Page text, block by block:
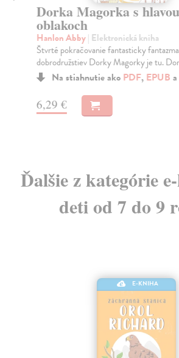
Dorka Magorka s
oblakoch
Hanlon Abby| Elektronická kniha
Štvrté pokračovanie fantasticky
dobrodružstiev Dorky Magorky je tu.
Na stiahnutie ako PDF, EPUB a
6,29 €
Ďalšie z kategórie
deti od 7 do 9
E-KNIHA